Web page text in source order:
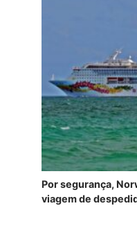
Por segurança,
viagem de